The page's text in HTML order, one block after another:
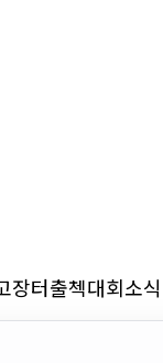
장터출첵대회소식